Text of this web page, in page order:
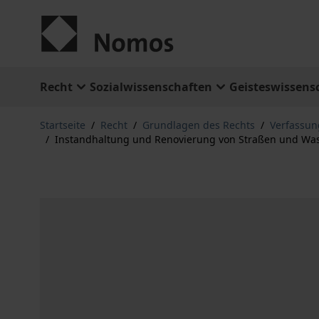
Recht Sozialwissenschaften
Startseite / Recht / Grundlagen des Rechts /
/ Instandhaltung und Renovierung von Straßen und